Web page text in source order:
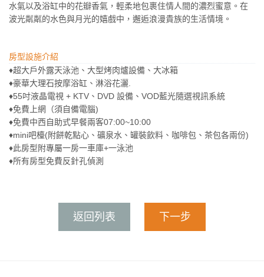
水氣以及浴缸中的花瓣香氣，輕柔地包裹住情人間的濃烈蜜意。在
波光粼粼的水色與月光的嬉戲中，邂逅浪漫貴族的生活情境。
房型設施介紹
♦超大戶外露天泳池、大型烤肉爐設備、大冰箱
♦豪華大理石按摩浴缸、淋浴花灑.
♦55吋液晶電視 + KTV、DVD 設備、VOD藍光隨選視訊系統
♦免費上網（須自備電腦)
♦免費中西自助式早餐兩客07:00~10:00
♦mini吧檯(附餅乾點心、礦泉水、罐裝飲料、咖啡包、茶包各兩份)
♦此房型附專屬一房一車庫+一泳池
♦所有房型免費反針孔偵測
返回列表 下一步